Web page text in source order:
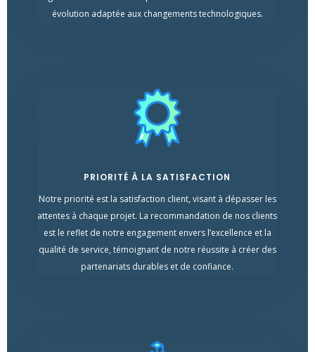
évolution adaptée aux changements technologiques.
PRIORITÉ À LA SATISFACTION
Notre priorité est la satisfaction client, visant à dépasser les
attentes à chaque projet. La recommandation de nos clients
est le reflet de notre engagement envers l’excellence et la
qualité de service, témoignant de notre réussite à créer des
partenariats durables et de confiance.